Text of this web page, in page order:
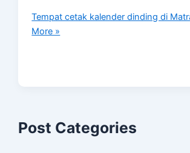
Tempat cetak kalender dinding di
More »
Post Categories